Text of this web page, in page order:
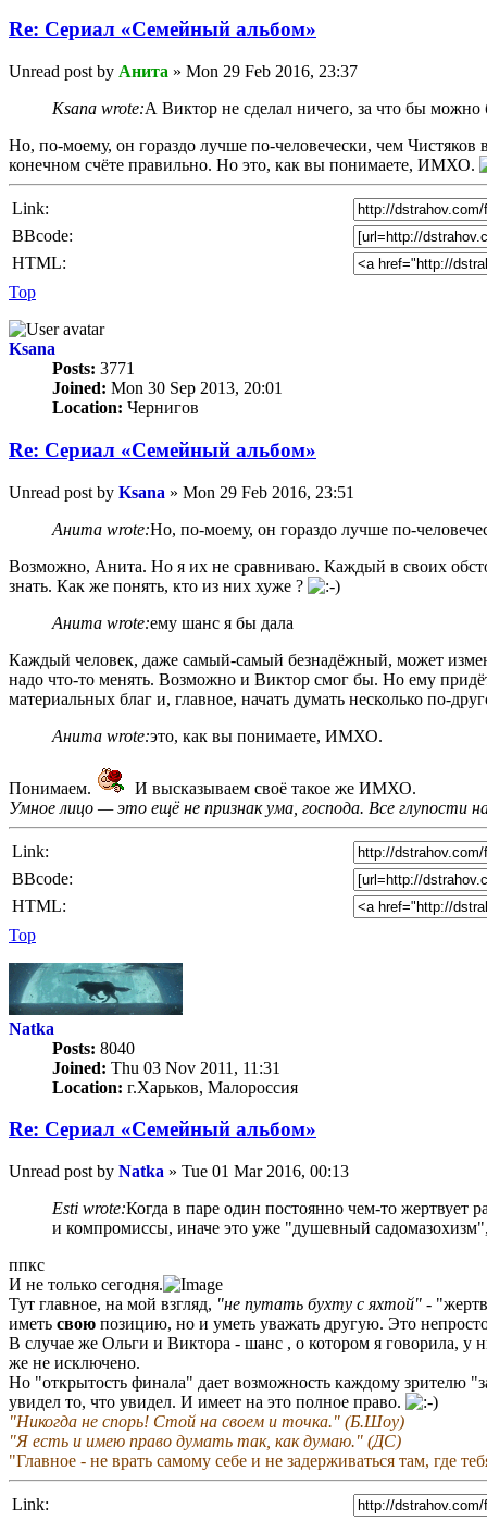
Re: Сериал «Семейный альбом»
Unread post by Анита » Mon 29 Feb 2016, 23:37
Ksana wrote:А Виктор не сделал ничего, за что бы
Но, по-моему, он гораздо лучше по-человечески, чем
конечном счёте правильно. Но это, как вы понимаете, ИМХО.
Link:
BBcode:
HTML:
Top
Ksana
Posts: 3771
Joined: Mon 30 Sep 2013, 20:01
Location: Чернигов
Re: Сериал «Семейный альбом»
Unread post by Ksana » Mon 29 Feb 2016, 23:51
Анита wrote:Но, по-моему, он гораздо лучше по-
Возможно, Анита. Но я их не сравниваю. Каждый в своих
знать. Как же понять, кто из них хуже ?
Анита wrote:ему шанс я бы дала
Каждый человек, даже самый-самый безнадёжный, может
надо что-то менять. Возможно и Виктор смог бы. Но ему
материальных благ и, главное, начать думать несколько по-
Анита wrote:это, как вы понимаете, ИМХО.
Понимаем.
И высказываем своё такое же ИМХО.
Умное лицо — это ещё не признак ума, господа. Все глупости
Link:
BBcode:
HTML:
Top
Natka
Posts: 8040
Joined: Thu 03 Nov 2011, 11:31
Location: г.Харьков, Малороссия
Re: Сериал «Семейный альбом»
Unread post by Natka » Tue 01 Mar 2016, 00:13
Esti wrote:Когда в паре один постоянно чем-то жертвует
и компромиссы, иначе это уже "душевный
ппкс
И не только сегодня.
Тут главное, на мой взгляд, "не путать бухту с яхтой" -
иметь свою позицию, но и уметь уважать другую. Это
В случае же Ольги и Виктора - шанс , о котором я говорила, у
же не исключено.
Но "открытость финала" дает возможность каждому зрителю
увидел то, что увидел. И имеет на это полное право.
"Никогда не спорь! Стой на своем и точка." (Б.Шоу)
"Я есть и имею право думать так, как думаю." (ДС)
"Главное - не врать самому себе и не задерживаться там, где
Link: